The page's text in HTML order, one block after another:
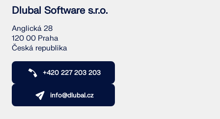
Dlubal Software s.r.o.
Anglická 28
120 00 Praha
Česká republika
+420 227 203 203
info@dlubal.cz